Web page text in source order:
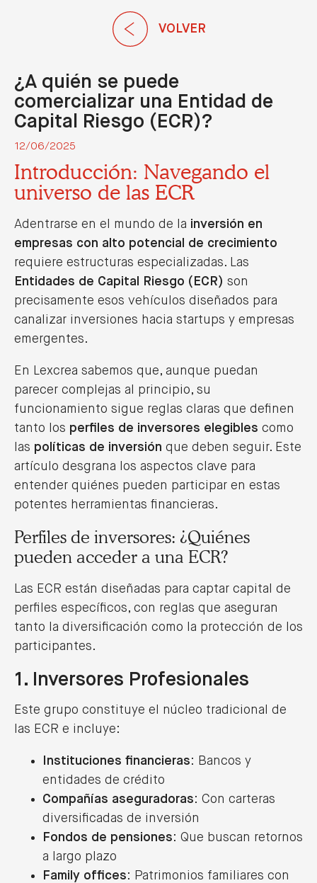
VOLVER
¿A quién se puede
comercializar una Entidad de
Capital Riesgo (ECR)?
12/06/2025
Introducción: Navegando el
universo de las ECR
Adentrarse en el mundo de la inversión en
empresas con alto potencial de crecimiento
requiere estructuras especializadas. Las
Entidades de Capital Riesgo (ECR) son
precisamente esos vehículos diseñados para
canalizar inversiones hacia startups y empresas
emergentes.
En Lexcrea sabemos que, aunque puedan
parecer complejas al principio, su
funcionamiento sigue reglas claras que definen
tanto los perfiles de inversores elegibles como
las políticas de inversión que deben seguir. Este
artículo desgrana los aspectos clave para
entender quiénes pueden participar en estas
potentes herramientas financieras.
Perfiles de inversores: ¿Quiénes
pueden acceder a una ECR?
Las ECR están diseñadas para captar capital de
perfiles específicos, con reglas que aseguran
tanto la diversificación como la protección de los
participantes.
1. Inversores Profesionales
Este grupo constituye el núcleo tradicional de
las ECR e incluye:
Instituciones financieras: Bancos y
entidades de crédito
Compañías aseguradoras: Con carteras
diversificadas de inversión
Fondos de pensiones: Que buscan retornos
a largo plazo
Family offices: Patrimonios familiares con